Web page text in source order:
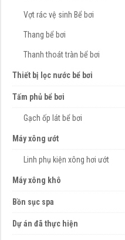
Vợt rác vệ sinh Bể bơi
Thang bể bơi
Thanh thoát tràn bể bơi
Thiết bị lọc nước bể bơi
Tấm phủ bể bơi
Gạch ốp lát bể bơi
Máy xông ướt
Linh phụ kiện xông hơi ướt
Máy xông khô
Bồn sục spa
Dự án đã thực hiện